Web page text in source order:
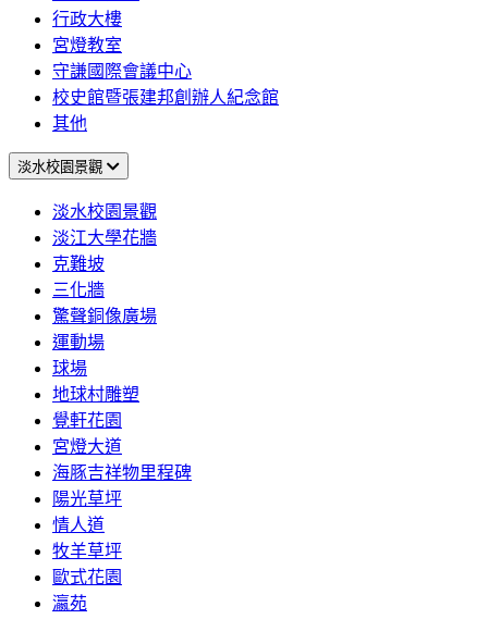
行政大樓
宮燈教室
守謙國際會議中心
校史館暨張建邦創辦人紀念館
其他
淡水校園景觀
淡水校園景觀
淡江大學花牆
克難坡
三化牆
驚聲銅像廣場
運動場
球場
地球村雕塑
覺軒花園
宮燈大道
海豚吉祥物里程碑
陽光草坪
情人道
牧羊草坪
歐式花園
瀛苑